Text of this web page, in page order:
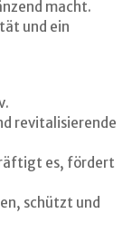
macht.
und ein
revitalisierende
es, fördert
schützt und